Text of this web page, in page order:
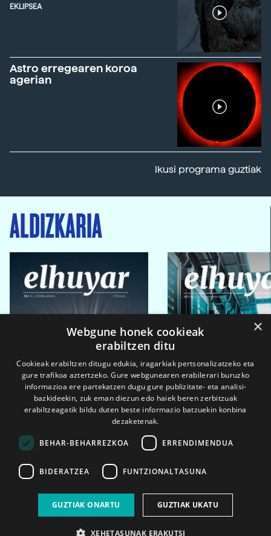
EKLIPSEA
Astro erregearen koroa
agerian
Ikusi programa guztiak
ALDIZKARIA
2026ko eka. 1a 2026ko mar. 1a
×
Webgune honek cookieak
erabiltzen ditu
Cookieak erabiltzen ditugu edukia, iragarkiak pertsonalizatzeko eta
gure trafikoa aztertzeko. Gure webgunearen erabilerari buruzko
informazioa ere partekatzen dugu gure publizitate- eta analisi-
bazkideekin, zuk eman diezun edo haiek beren zerbitzuak
erabiltzeagatik bildu duten beste informazio batzuekin konbina
dezaketenak.
BEHAR-BEHARREZKOA ERRENDIMENDUA
BIDERATZEA FUNTZIONALTASUNA
GUZTIAK ONARTU GUZTIAK UKATU
XEHETASUNAK ERAKUTSI